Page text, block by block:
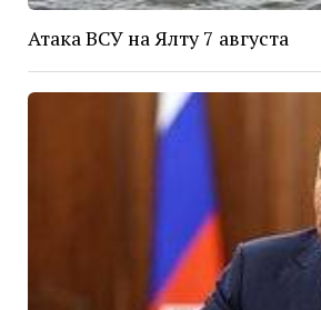
Атака ВСУ на Ялту 7 августа